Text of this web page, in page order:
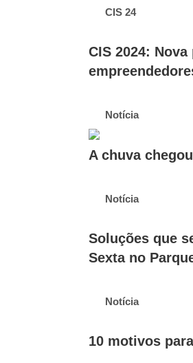
CIS 24
CIS 2024:
Notícia
A chuva
Notícia
Soluções que
Sexta no
Notícia
10 motivos